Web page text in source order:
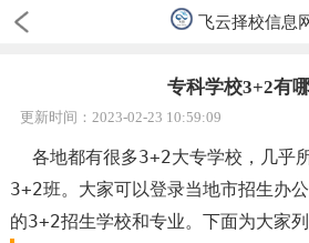
飞云择校信息
专科学校3+2有
更新时间：2023-02-23 10:59:09
各地都有很多3+2大专学校，几乎
3+2班。大家可以登录当地市招生办
的3+2招生学校和专业。下面为大家列